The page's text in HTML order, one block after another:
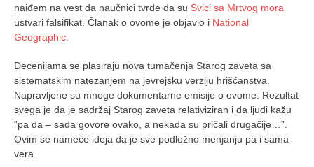
naiđem na vest da naučnici tvrde da su Svici sa Mrtvog mora
ustvari falsifikat. Članak o ovome je objavio i National
Geographic
Decenijama se plasiraju nova tumačenja Starog zaveta sa
sistematskim natezanjem na jevrejsku verziju hrišćanstva.
Napravljene su mnoge dokumentarne emisije o ovome. Rezultat
svega je da je sadržaj Starog zaveta relativiziran i da ljudi kažu
”pa da – sada govore ovako, a nekada su pričali drugačije…”.
Ovim se nameće ideja da je sve podložno menjanju pa i sama
vera.